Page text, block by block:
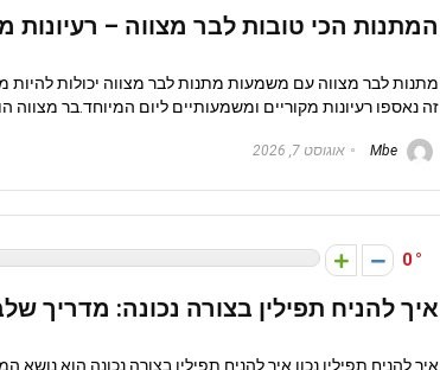
המתנות הכי טובות לבר מצווה – רעיונות
מתנות לבר מצווה עם משמעות מתנות לבר מצווה יכולות להיות
זה נאספו רעיונות מקוריים ומשמעותיים ליום המיוחד.בר מצווה
אוגוסט 7, 2026
0
איך להניח תפילין בצורה נכונה: מדריך
איך להניח תפילין נכון איך להניח תפילין בצורה נכונה הוא